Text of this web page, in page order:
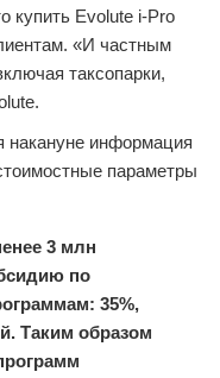
купить Evolute i-Pro
«И частным
таксопарки,
накануне информация
параметры
3 млн
по
35%,
Таким образом